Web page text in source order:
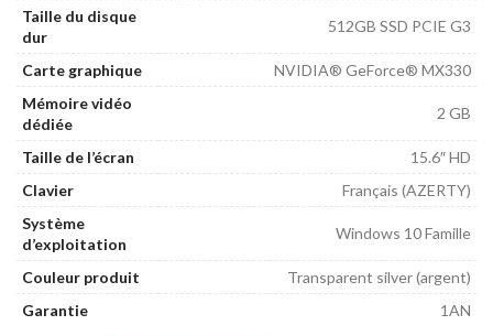
Taille du disque
dur
512GB SSD PCIE G3
Carte graphique
NVIDIA® GeForce® MX330
Mémoire vidéo
dédiée
2 GB
Taille de l’écran
15.6″ HD
Clavier
Français (AZERTY)
Système
d’exploitation
Windows 10 Famille
Couleur produit
Transparent silver (argent)
Garantie
1AN